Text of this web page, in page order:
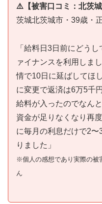
⚠️【被害口コミ：北茨城
茨城北茨城市・39歳・
「給料日3日前にどう
ァイナンスを利用しま
情で10日に延ばしてほ
に変更で返済は6万5千
給料が入ったのでなん
資金が足りなくなり再
に毎月の利息だけで2
りました」
※個人の感想であり実際の被
ん